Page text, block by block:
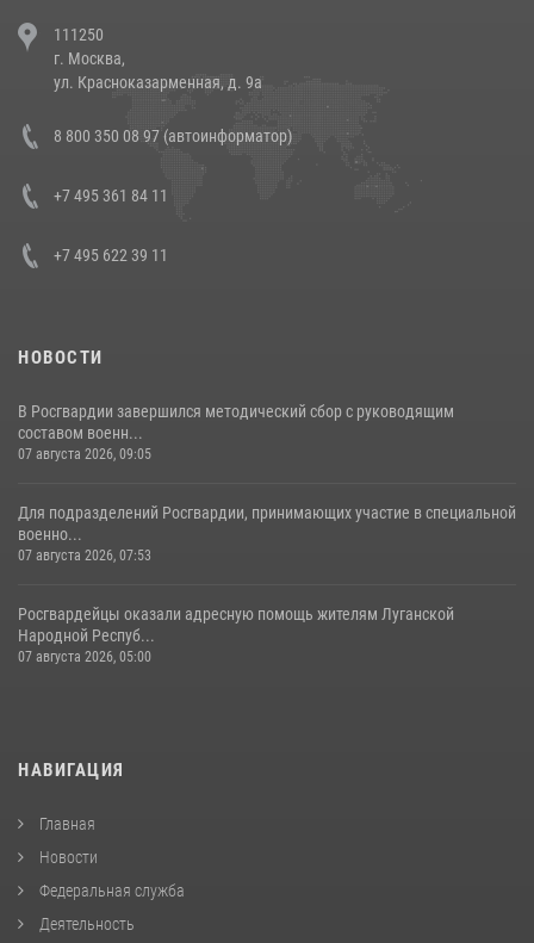
напавших на бригаду скорой помощи (видео)
14 июля 2026, 12:20
В Росгвардии прошла военно-научная конференция по обобщению
боевого опыта
111250
г. Москва,
ул. Красноказарменная, д. 9а
8 800 350 08 97 (автоинформатор)
+7 495 361 84 11
+7 495 622 39 11
НОВОСТИ
В Росгвардии завершился методический сбор с руководящим
составом военн...
07 августа 2026, 09:05
Для подразделений Росгвардии, принимающих участие в специальной
военно...
07 августа 2026, 07:53
Росгвардейцы оказали адресную помощь жителям Луганской
Народной Респуб...
07 августа 2026, 05:00
НАВИГАЦИЯ
Главная
Новости
Федеральная служба
Деятельность